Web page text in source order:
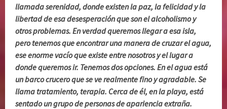
llamada serenidad, donde existen la paz, la felicidad y la
libertad de esa desesperación que son el alcoholismo y
otros problemas. En verdad queremos llegar a esa isla,
pero tenemos que encontrar una manera de cruzar el agua,
ese enorme vacío que existe entre nosotros y el lugar a
donde queremos ir. Tenemos dos opciones. En el agua está
un barco crucero que se ve realmente fino y agradable. Se
llama tratamiento, terapia. Cerca de él, en la playa, está
sentado un grupo de personas de apariencia extraña.